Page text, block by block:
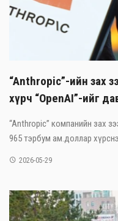
“Anthropic”-ийн зах
хүрч “OpenAI”-ийг
“Anthropic” компанийн зах
965 тэрбум ам.доллар
2026-05-29